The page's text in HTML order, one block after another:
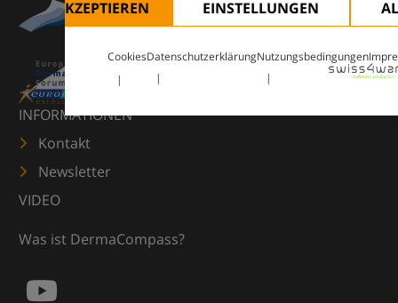
ALLE AKZEPTIEREN
EINSTELLUNGEN
CookiesDatenschutzerklärungNutzungsbedingungen
INFORMATIONEN
Kontakt
Newsletter
VIDEO
Was ist DermaCompass?